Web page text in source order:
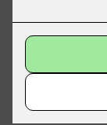
Når du
Zaptec Pro